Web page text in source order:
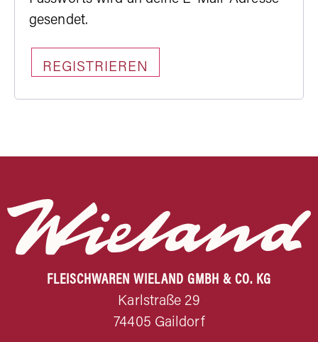
gesendet.
REGISTRIEREN
FLEISCHWAREN WIELAND GMBH & CO. KG
Karlstraße 29
74405 Gaildorf